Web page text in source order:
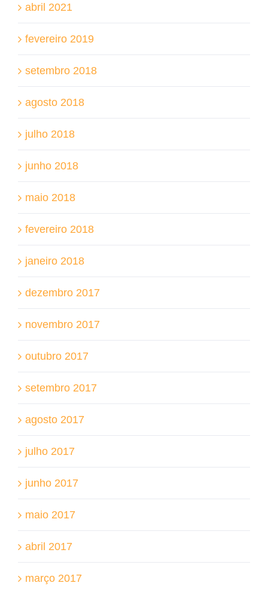
abril 2021
fevereiro 2019
setembro 2018
agosto 2018
julho 2018
junho 2018
maio 2018
fevereiro 2018
janeiro 2018
dezembro 2017
novembro 2017
outubro 2017
setembro 2017
agosto 2017
julho 2017
junho 2017
maio 2017
abril 2017
março 2017